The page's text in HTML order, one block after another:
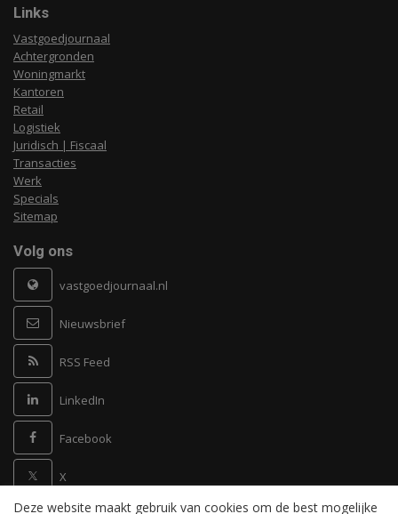
Links
Vastgoedjournaal
Achtergronden
Woningmarkt
Kantoren
Retail
Logistiek
Juridisch | Fiscaal
Transacties
Werk
Specials
Sitemap
Volg ons
vastgoedjournaal.nl
Nieuwsbrief
RSS Feed
LinkedIn
Facebook
X
Deze website maakt gebruik van cookies om de best mogelijke